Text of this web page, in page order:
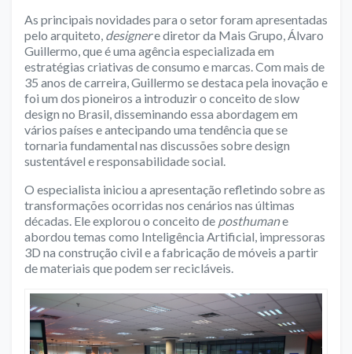
As principais novidades para o setor foram apresentadas
pelo arquiteto, designere diretor da Mais Grupo, Álvaro
Guillermo, que é uma agência especializada em
estratégias criativas de consumo e marcas. Com mais de
35 anos de carreira, Guillermo se destaca pela inovação e
foi um dos pioneiros a introduzir o conceito de slow
design no Brasil, disseminando essa abordagem em
vários países e antecipando uma tendência que se
tornaria fundamental nas discussões sobre design
sustentável e responsabilidade social.
O especialista iniciou a apresentação refletindo sobre as
transformações ocorridas nos cenários nas últimas
décadas. Ele explorou o conceito de posthumane
abordou temas como Inteligência Artificial, impressoras
3D na construção civil e a fabricação de móveis a partir
de materiais que podem ser recicláveis.